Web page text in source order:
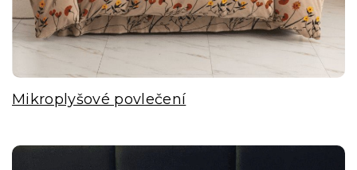
Mikroplyšové povlečení